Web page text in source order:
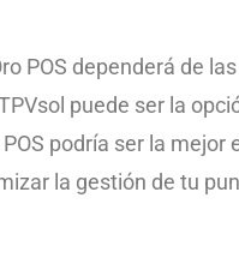
POS dependerá de
puede ser la
podría ser la
la gestión de tu